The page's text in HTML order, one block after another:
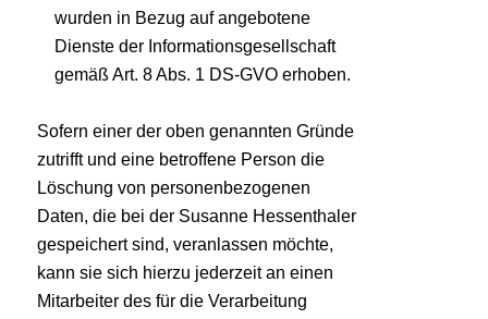
wurden in Bezug auf angebotene
Dienste der Informationsgesellschaft
gemäß Art. 8 Abs. 1 DS-GVO erhoben.
Sofern einer der oben genannten Gründe
zutrifft und eine betroffene Person die
Löschung von personenbezogenen
Daten, die bei der Susanne Hessenthaler
gespeichert sind, veranlassen möchte,
kann sie sich hierzu jederzeit an einen
Mitarbeiter des für die Verarbeitung